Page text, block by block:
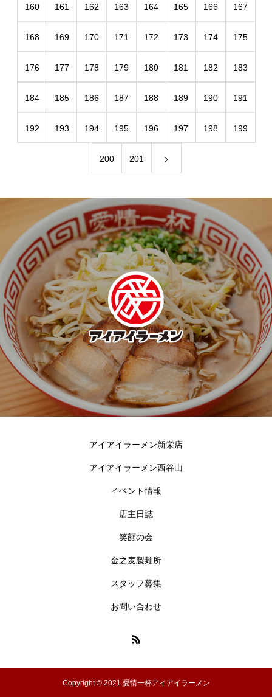
160 161 162 163 164 165 166 167
168 169 170 171 172 173 174 175
176 177 178 179 180 181 182 183
184 185 186 187 188 189 190 191
192 193 194 195 196 197 198 199
200 201
アイアイラーメン新栄店
アイアイラーメン西谷山
イベント情報
店主日誌
笑顔の会
金之麦製麺所
スタッフ募集
お問い合わせ
Copyright © 2021 愛情一杯アイアイラーメン